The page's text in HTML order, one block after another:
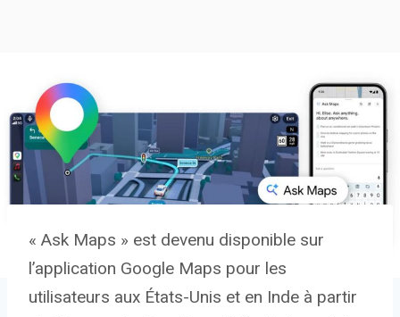
« Ask Maps » est devenu disponible sur
l’application Google Maps pour les
utilisateurs aux États-Unis et en Inde à partir